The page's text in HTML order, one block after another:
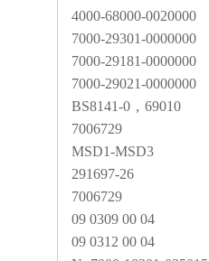
4000-68000-0020000
7000-29301-0000000
7000-29181-0000000
7000-29021-0000000
BS8141-0 ，69010
7006729
MSD1-MSD3
291697-26
7006729
09 0309 00 04
09 0312 00 04